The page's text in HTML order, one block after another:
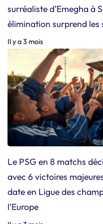
surréaliste d’Emegha à
élimination surprend les
Il y a 3 mois
Le PSG en 8 matchs
avec 6 victoires
date en Ligue des
l’Europe